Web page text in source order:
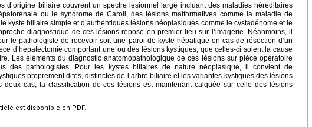
d’origine biliaire couvrent un spectre lésionnel large incluant des maladies héréditaires
ou le syndrome de Caroli, des lésions malformatives comme la maladie de
kyste biliaire simple et d’authentiques lésions néoplasiques comme le cystadénome et le
diagnostique de ces lésions repose en premier lieu sur l’imagerie. Néanmoins, il
le pathologiste de recevoir soit une paroi de kyste hépatique en cas de résection d’un
d’hépatectomie comportant une ou des lésions kystiques, que celles-ci soient la cause
Les éléments du diagnostic anatomopathologique de ces lésions sur pièce opératoire
des pathologistes. Pour les kystes biliaires de nature néoplasique, il convient de
proprement dites, distinctes de l’arbre biliaire et les variantes kystiques des lésions
deux cas, la classification de ces lésions est maintenant calquée sur celle des lésions
est disponible en PDF.